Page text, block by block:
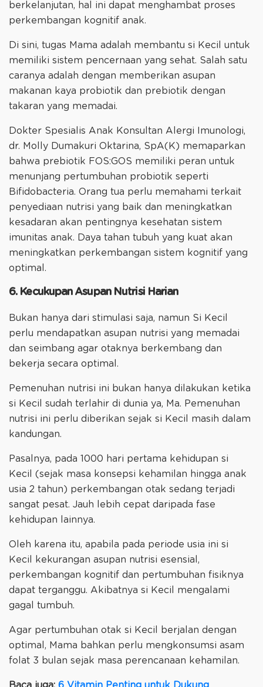
berkelanjutan, hal ini dapat menghambat proses
perkembangan kognitif anak.
Di sini, tugas Mama adalah membantu si Kecil untuk
memiliki sistem pencernaan yang sehat. Salah satu
caranya adalah dengan memberikan asupan
makanan kaya probiotik dan prebiotik dengan
takaran yang memadai.
Dokter Spesialis Anak Konsultan Alergi Imunologi,
dr. Molly Dumakuri Oktarina, SpA(K) memaparkan
bahwa prebiotik FOS:GOS memiliki peran untuk
menunjang pertumbuhan probiotik seperti
Bifidobacteria. Orang tua perlu memahami terkait
penyediaan nutrisi yang baik dan meningkatkan
kesadaran akan pentingnya kesehatan sistem
imunitas anak. Daya tahan tubuh yang kuat akan
meningkatkan perkembangan sistem kognitif yang
optimal.
6. Kecukupan Asupan Nutrisi Harian
Bukan hanya dari stimulasi saja, namun Si Kecil
perlu mendapatkan asupan nutrisi yang memadai
dan seimbang agar otaknya berkembang dan
bekerja secara optimal.
Pemenuhan nutrisi ini bukan hanya dilakukan ketika
si Kecil sudah terlahir di dunia ya, Ma. Pemenuhan
nutrisi ini perlu diberikan sejak si Kecil masih dalam
kandungan.
Pasalnya, pada 1000 hari pertama kehidupan si
Kecil (sejak masa konsepsi kehamilan hingga anak
usia 2 tahun) perkembangan otak sedang terjadi
sangat pesat. Jauh lebih cepat daripada fase
kehidupan lainnya.
Oleh karena itu, apabila pada periode usia ini si
Kecil kekurangan asupan nutrisi esensial,
perkembangan kognitif dan pertumbuhan fisiknya
dapat terganggu. Akibatnya si Kecil mengalami
gagal tumbuh.
Agar pertumbuhan otak si Kecil berjalan dengan
optimal, Mama bahkan perlu mengkonsumsi asam
folat 3 bulan sejak masa perencanaan kehamilan.
Baca juga: 6 Vitamin Penting untuk Dukung